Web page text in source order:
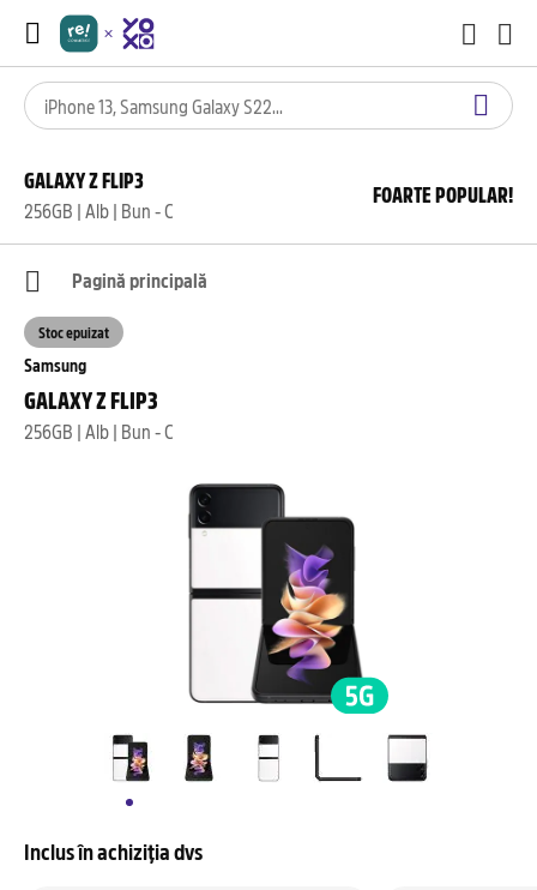
GALAXY Z FLIP3
256GB | Alb | Bun - C
FOARTE POPULAR!
Pagină principală
Samsung
GALAXY Z FLIP3
256GB | Alb | Bun - C
Stoc epuizat
Inclus în achiziția dvs